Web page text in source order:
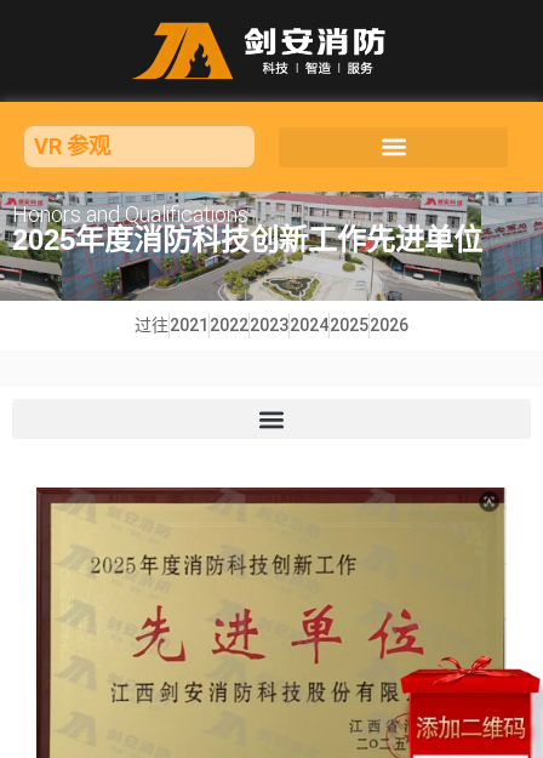
VR 参观
Honors and Qualifications
2025年度消防科技创新工作先进单位
过往2021 20222023202420252026